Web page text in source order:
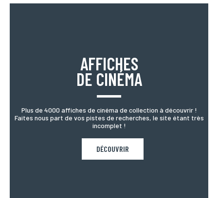
AFFICHES
DE CINÉMA
Plus de 4000 affiches de cinéma de collection à découvrir !
Faites nous part de vos pistes de recherches, le site étant très
incomplet !
DÉCOUVRIR